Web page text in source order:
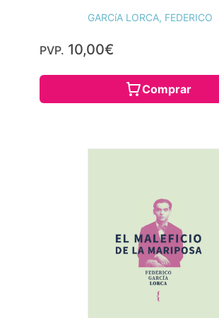
GARCíA LORCA, FEDERICO
PVP. 10,00€
Comprar